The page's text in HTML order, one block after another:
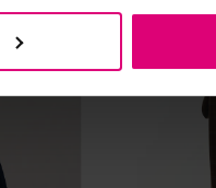
Twijfels?